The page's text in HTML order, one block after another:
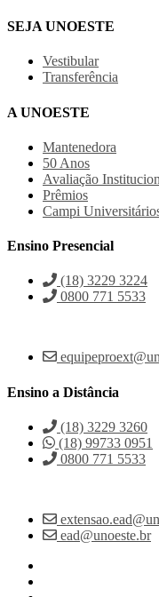
SEJA UNOESTE
Vestibular
Transferência
A UNOESTE
Mantenedora
50 Anos
Avaliação
Prêmios
Campi
Ensino Presencial
(18) 3229 3224
0800 771 5533
Ensino a Distância
(18) 3229 3260
(18) 99733 0951
0800 771 5533
ead@unoeste.br